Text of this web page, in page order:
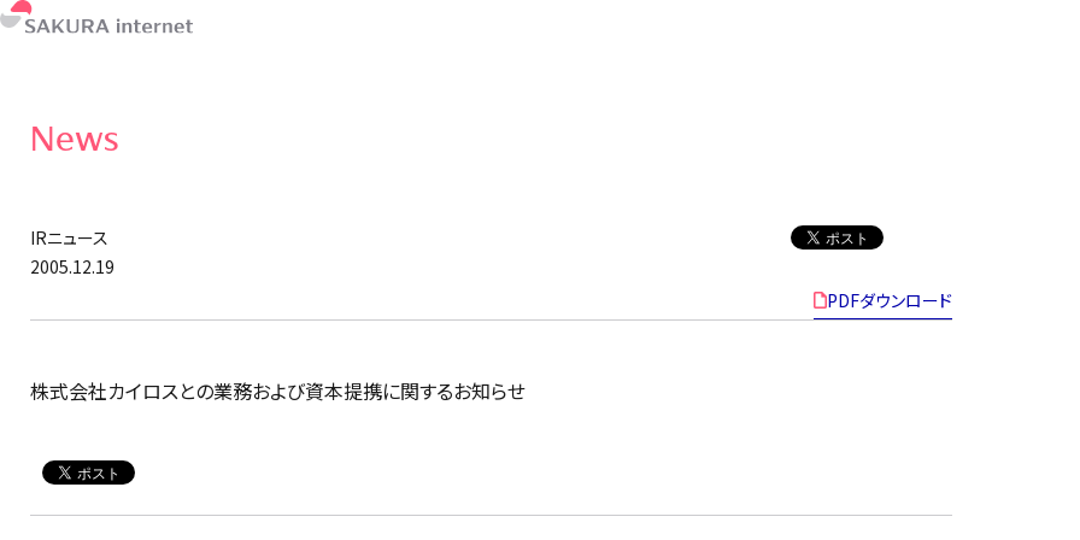
News
IRニュース
2005.12.19
PDFダウンロード
株式会社カイロスとの業務および資本提携に関するお知らせ